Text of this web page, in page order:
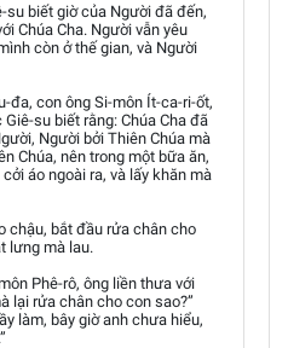
biết giờ của Người đã đến,
Chúa Cha. Người vẫn yêu
còn ở thế gian, và Người
đa, con ông Si-môn Ít-ca-ri-ốt,
su biết rằng: Chúa Cha đã
Người bởi Thiên Chúa mà
Chúa, nên trong một bữa ăn,
áo ngoài ra, và lấy khăn mà
chậu, bắt đầu rửa chân cho
lưng mà lau.
Phê-rô, ông liền thưa với
lại rửa chân cho con sao?”
làm, bây giờ anh chưa hiểu,